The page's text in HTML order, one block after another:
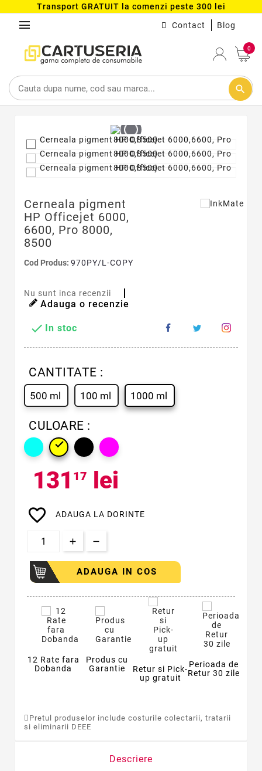
Transport GRATUIT la comenzi peste 300 lei
menu Contact Blog
0
search
Cerneala pigment
HP Officejet 6000,
6600, Pro 8000,
8500
Cod Produs: 970PY/L-COPY
Nu sunt inca recenzii
Adauga o recenzie
 In stoc
CANTITATE :
500 ml 100 ml 1000 ml
CULOARE :

131 17 lei
favorite_border ADAUGA LA DORINTE
ADAUGA IN COS
12 Rate fara
Dobanda
Produs cu
Garantie
Retur si Pick-
up gratuit
Perioada de
Retur 30 zile
Pretul produselor include costurile colectarii, tratarii
si eliminarii DEEE
Descriere